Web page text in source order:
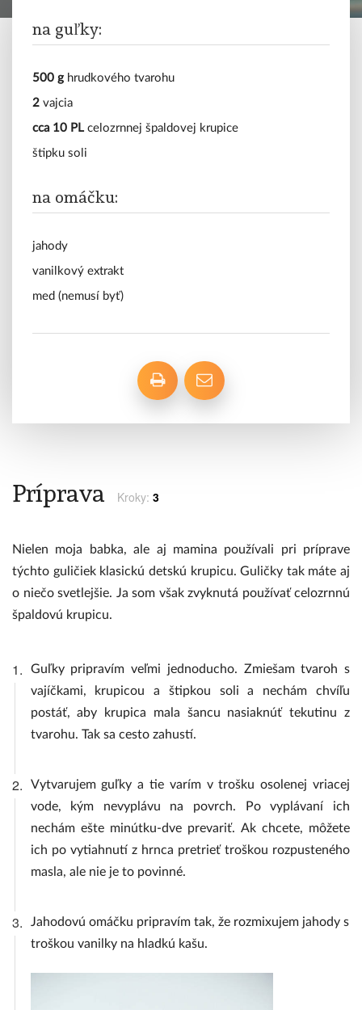
mäso
vegetariánske
sladké
triky
blog
na guľky:
500 g hrudkového tvarohu
2 vajcia
cca 10 PL celozrnnej špaldovej krupice
štipku soli
na omáčku:
jahody
vanilkový extrakt
med (nemusí byť)
Príprava Kroky: 3
Nielen moja babka, ale aj mamina používali pri príprave
týchto guličiek klasickú detskú krupicu. Guličky tak máte aj
o niečo svetlejšie. Ja som však zvyknutá používať celozrnnú
špaldovú krupicu.
1.
Guľky pripravím veľmi jednoducho. Zmiešam tvaroh s
vajíčkami, krupicou a štipkou soli a nechám chvíľu
postáť, aby krupica mala šancu nasiaknúť tekutinu z
tvarohu. Tak sa cesto zahustí.
2.
Vytvarujem guľky a tie varím v trošku osolenej vriacej
vode, kým nevyplávu na povrch. Po vyplávaní ich
nechám ešte minútku-dve prevariť. Ak chcete, môžete
ich po vytiahnutí z hrnca pretrieť troškou rozpusteného
masla, ale nie je to povinné.
3.
Jahodovú omáčku pripravím tak, že rozmixujem jahody s
troškou vanilky na hladkú kašu.